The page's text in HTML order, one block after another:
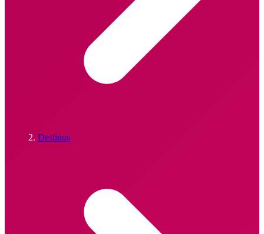
Destinos